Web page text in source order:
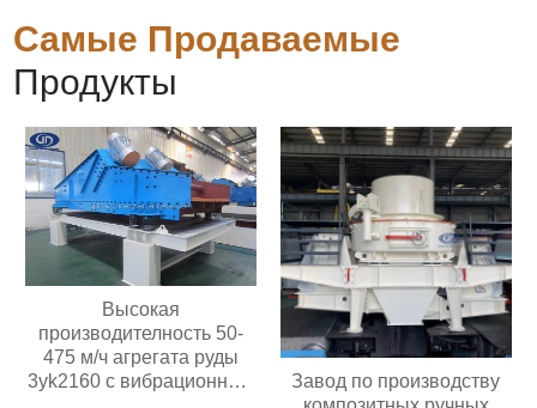
Самые Продаваемые
Продукты
Высокая
производителность 50-
475 м/ч агрегата руды
3yk2160 с вибрационным
Завод по производству